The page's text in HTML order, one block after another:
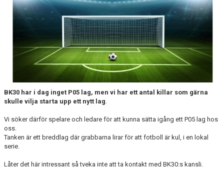
WIMANS MINNESFOND
BK30 har i dag inget P05 lag, men vi har ett antal killar som gärna
skulle vilja starta upp ett nytt lag.
Vi söker därför spelare och ledare för att kunna sätta igång ett P05 lag hos
oss.
Tanken är ett breddlag där grabbarna lirar för att fotboll är kul, i en lokal
serie.
Låter det här intressant så tveka inte att ta kontakt med BK30:s kansli.